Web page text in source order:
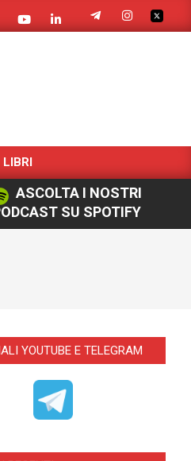
LIBRI
ASCOLTA I NOSTRI
SU SPOTIFY
YOUTUBE E TELEGRAM